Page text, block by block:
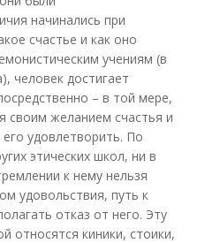
начинались при
счастье и как оно
учениям (в
человек достигает
– в той мере,
своим желанием счастья и
удовлетворить. По
этических школ, ни в
к нему нельзя
удовольствия, путь к
отказ от него. Эту
относятся киники, стоики,